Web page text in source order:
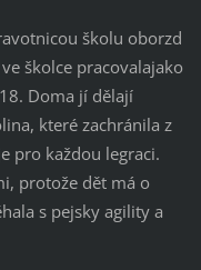
školu oborzd
školce pracovalajako
Doma jí dělají
které zachránila z
pro každou legraci.
protože dět má o
s pejsky agility a